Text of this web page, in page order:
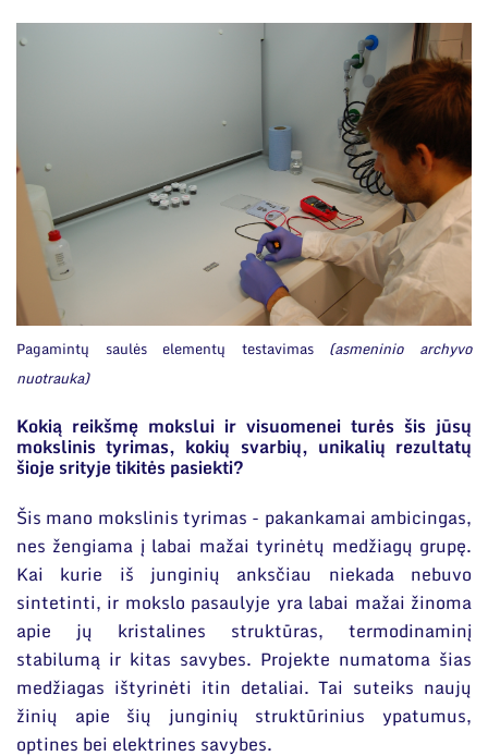
Pagamintų saulės elementų testavimas (asmeninio archyvo
nuotrauka)
Kokią reikšmę mokslui ir visuomenei turės šis jūsų
mokslinis tyrimas, kokių svarbių, unikalių rezultatų
šioje srityje tikitės pasiekti?
Šis mano mokslinis tyrimas - pakankamai ambicingas,
nes žengiama į labai mažai tyrinėtų medžiagų grupę.
Kai kurie iš junginių anksčiau niekada nebuvo
sintetinti, ir mokslo pasaulyje yra labai mažai žinoma
apie jų kristalines struktūras, termodinaminį
stabilumą ir kitas savybes. Projekte numatoma šias
medžiagas ištyrinėti itin detaliai. Tai suteiks naujų
žinių apie šių junginių struktūrinius ypatumus,
optines bei elektrines savybes.